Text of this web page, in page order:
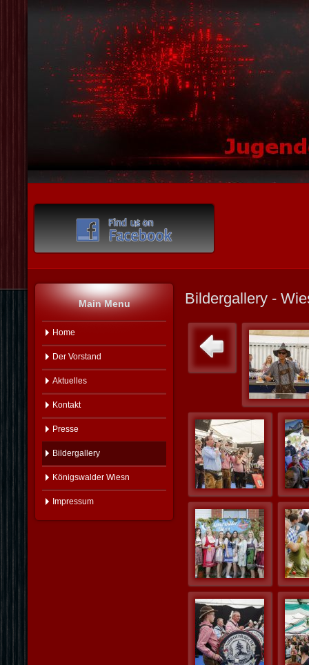
Main Menu
Home
Der Vorstand
Aktuelles
Kontakt
Presse
Bildergallery
Königswalder Wiesn
Impressum
Bildergallery -